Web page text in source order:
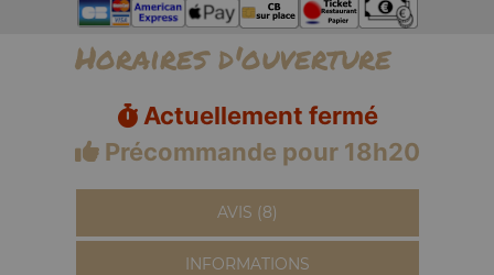
Horaires d'ouverture
Actuellement fermé
Précommande pour 18h20
AVIS (8)
INFORMATIONS